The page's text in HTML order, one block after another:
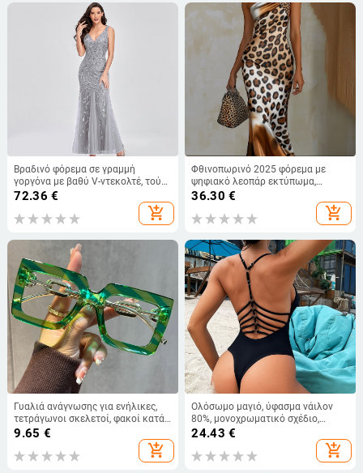
Βραδινό φόρεμα σε γραμμή
γοργόνα με βαθύ V-ντεκολτέ, τούλι
με κεντήματα και παγιέτες, χωρίς
μανίκια, επίσημο φόρεμα για
γυναίκες
72.36 €
add_shopping_cart
Φθινοπωρινό 2025 φόρεμα με
ψηφιακό λεοπάρ εκτύπωμα,
ρέουλη σιλουέτα, σατέν ύφασμα,
χωρίς μανίκια, ημι-ανοικτός
γιακάς, Α-γραμμή, μήκος midi
36.30 €
add_shopping_cart
Γυαλιά ανάγνωσης για ενήλικες,
τετράγωνοι σκελετοί, φακοί κατά
του μπλε φωτός, πλήρες πλαίσιο,
κατασκευή από πολυκαρβονάτη
ύλη
9.65 €
add_shopping_cart
Ολόσωμο μαγιό, ύφασμα νάιλον
80%, μονοχρωματικό σχέδιο,
επένδυση από πολυεστέρα με
σπαντέξ, με επενδύσεις για το
στήθος
24.43 €
add_shopping_cart